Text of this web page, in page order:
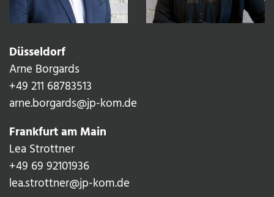
Düsseldorf
Arne Borgards
+49 211 68783513‬
arne.borgards@jp-kom.de
Frankfurt am Main
Lea Strottner
+49 69 92101936
lea.strottner@jp-kom.de